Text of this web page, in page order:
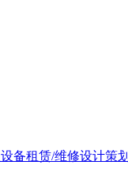
设备租赁/维修设计策划